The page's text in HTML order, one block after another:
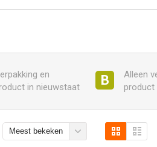
en
in nieuwstaat
B
Alleen
product
Meest bekeken